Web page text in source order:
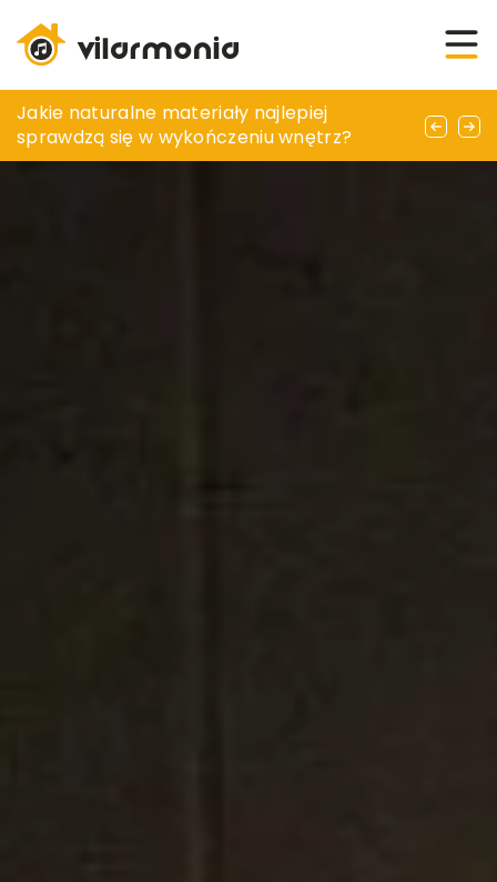
Jak wybrać profesjonalne meble do sali
konferencyjnej – praktyczne porady
Jakie naturalne materiały najlepiej
sprawdzą się w wykończeniu wnętrz?
Jak wybrać odpowiednie narzędzia do
pielęgnacji ogrodu?